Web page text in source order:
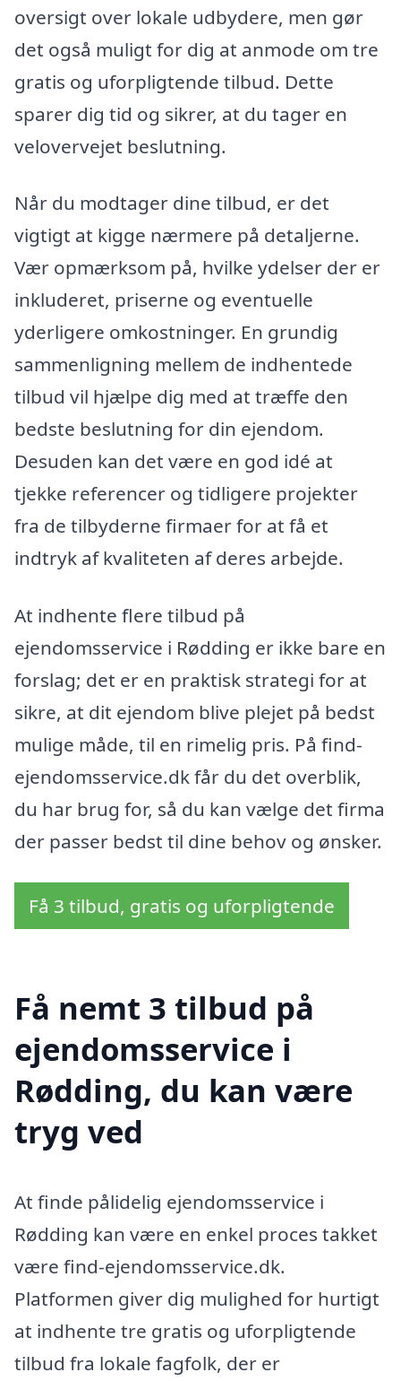
oversigt over lokale udbydere, men gør
det også muligt for dig at anmode om tre
gratis og uforpligtende tilbud. Dette
sparer dig tid og sikrer, at du tager en
velovervejet beslutning.
Når du modtager dine tilbud, er det
vigtigt at kigge nærmere på detaljerne.
Vær opmærksom på, hvilke ydelser der er
inkluderet, priserne og eventuelle
yderligere omkostninger. En grundig
sammenligning mellem de indhentede
tilbud vil hjælpe dig med at træffe den
bedste beslutning for din ejendom.
Desuden kan det være en god idé at
tjekke referencer og tidligere projekter
fra de tilbyderne firmaer for at få et
indtryk af kvaliteten af deres arbejde.
At indhente flere tilbud på
ejendomsservice i Rødding er ikke bare en
forslag; det er en praktisk strategi for at
sikre, at dit ejendom blive plejet på bedst
mulige måde, til en rimelig pris. På find-
ejendomsservice.dk får du det overblik,
du har brug for, så du kan vælge det firma
der passer bedst til dine behov og ønsker.
Få 3 tilbud, gratis og uforpligtende
Få nemt 3 tilbud på
ejendomsservice i
Rødding, du kan være
tryg ved
At finde pålidelig ejendomsservice i
Rødding kan være en enkel proces takket
være find-ejendomsservice.dk.
Platformen giver dig mulighed for hurtigt
at indhente tre gratis og uforpligtende
tilbud fra lokale fagfolk, der er